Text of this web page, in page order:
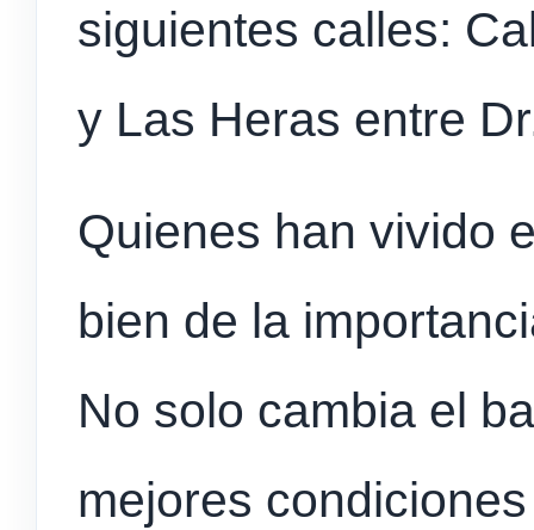
siguientes calles:
y Las Heras entre
Quienes han vivido
bien de la
No solo cambia el
mejores